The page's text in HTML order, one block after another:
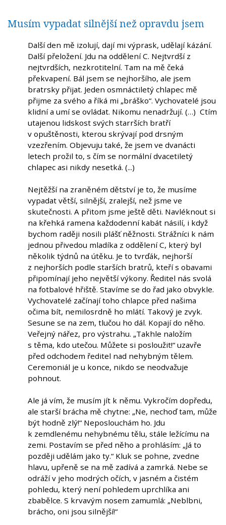
Musím vypadat silnější než opravdu jsem
Další den mě izolují, dají mi výprask, udělají kázání.
Další přeložení. Jdu na oddělení C. Nejtvrdší z
nejtvrdších, nezkrotitelní. Tam na mě čeká
překvapení. Bál jsem se nejhoršího, ale jsem
bratrsky přijat. Jeden osmnáctiletý chlapec mě
přijme za svého a říká mi „bráško“. Vychovatelé jsou
klidní a umí se ovládat. Nikomu nenadržují. (…) Ctím
utajenou lidskost svých starrších bratří
v opuštěnosti, kterou skrývají pod drsným
vzezřením. Objevuju také, že jsem ve dvanácti
letech prožil to, s čím se normální dvacetiletý
chlapec asi nikdy nesetká. (...)
Nejtěžší na zraněném dětství je to, že musíme
vypadat větší, silnější, zralejší, než jsme ve
skutečnosti. A přitom jsme ještě děti. Navléknout si
na křehká ramena každodenní kabát násilí, i když
bychom raději nosili plášť něžnosti. Strážníci k nám
jednou přivedou mladíka z oddělení C, který byl
několik týdnů na útěku. Je to tvrďák, nejhorší
z nejhorších podle starších bratrů, kteří s obavami
připomínají jeho největší výkony. Ředitel nás svolá
na fotbalové hřiště. Stavíme se do řad jako obvykle.
Vychovatelé začínají toho chlapce před našima
očima bít, nemilosrdně ho mlátí. Takový je zvyk.
Sesune se na zem, tlučou ho dál. Kopají do něho.
Veřejný nářez, pro výstrahu. „Takhle naložím
s těma, kdo utečou. Můžete si posloužit!“ uzavře
před odchodem ředitel nad nehybným tělem.
Ceremoniál je u konce, nikdo se neodvažuje
pohnout.
Ale já vím, že musím jít k němu. Vykročím dopředu,
ale starší brácha mě chytne: „Ne, nechoď tam, může
být hodně zlý!“ Neposlouchám ho. Jdu
k zemdlenému nehybnému tělu, stále ležícímu na
zemi. Postavím se před něho a prohlásím: „Já to
později udělám jako ty.“ Kluk se pohne, zvedne
hlavu, upřeně se na mě zadívá a zamrká. Nebe se
odráží v jeho modrých očích, v jasném a čistém
pohledu, který není pohledem uprchlíka ani
zbabělce. S krvavým nosem zamumlá: „Neblbni,
brácho, oni jsou silnější!“